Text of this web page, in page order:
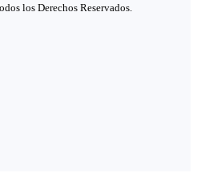
los Derechos Reservados.